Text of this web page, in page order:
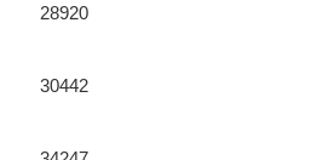
28920
30442